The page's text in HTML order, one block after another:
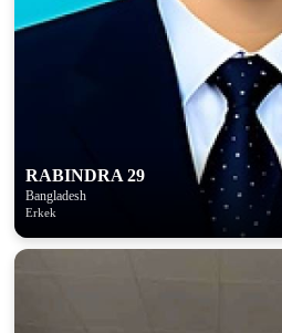
RABINDRA 29
Bangladesh
Erkek
upload
×10 more